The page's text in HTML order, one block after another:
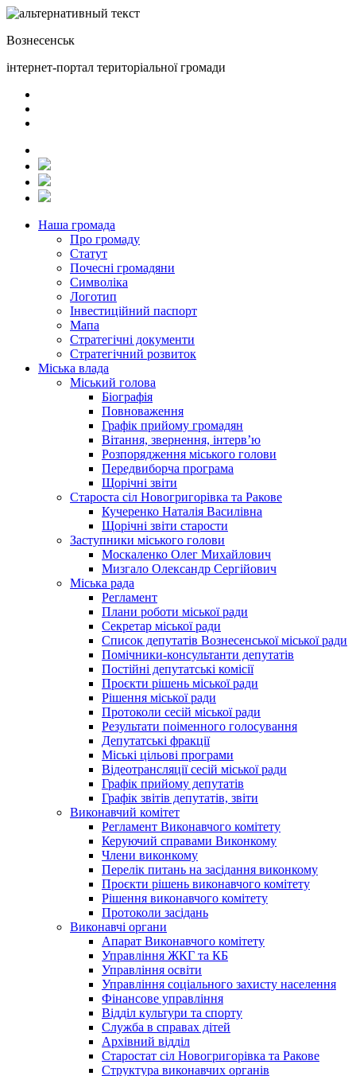
Вознесенськ
інтернет-портал територіальної громади
Наша громада
Про громаду
Статут
Почесні громадяни
Символіка
Логотип
Інвестиційний паспорт
Мапа
Стратегічні документи
Стратегічний розвиток
Міська влада
Міський голова
Біографія
Повноваження
Графік прийому громадян
Вітання, звернення, інтерв’ю
Розпорядження міського голови
Передвиборча програма
Щорічні звіти
Староста сіл Новогригорівка та Ракове
Кучеренко Наталія Василівна
Щорічні звіти старости
Заступники міського голови
Москаленко Олег Михайлович
Мизгало Олександр Сергійович
Міська рада
Регламент
Плани роботи міської ради
Секретар міської ради
Список депутатів Вознесенської міської ради
Помічники-консультанти депутатів
Постійні депутатські комісії
Проєкти рішень міської ради
Рішення міської ради
Протоколи сесій міської ради
Результати поіменного голосування
Депутатські фракції
Міські цільові програми
Відеотрансляції сесій міської ради
Графік прийому депутатів
Графік звітів депутатів, звіти
Виконавчий комітет
Регламент Виконавчого комітету
Керуючий справами Виконкому
Члени виконкому
Перелік питань на засідання виконкому
Проєкти рішень виконавчого комітету
Рішення виконавчого комітету
Протоколи засідань
Виконавчі органи
Апарат Виконавчого комітету
Управління ЖКГ та КБ
Управління освіти
Управління соціального захисту населення
Фінансове управління
Відділ культури та спорту
Служба в справах дітей
Архівний відділ
Старостат сіл Новогригорівка та Ракове
Структура виконавчих органів